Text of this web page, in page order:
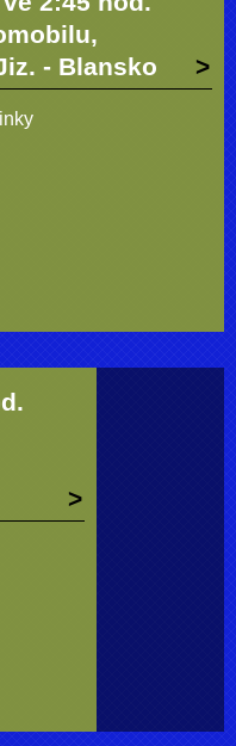
- Blansko